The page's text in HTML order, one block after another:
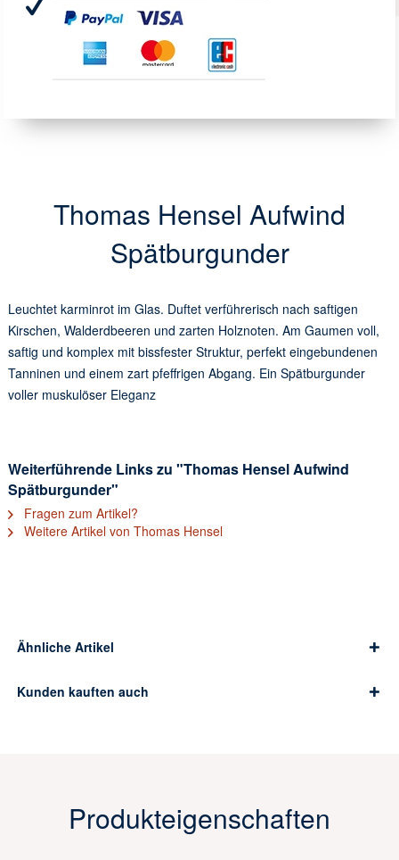
Thomas Hensel Aufwind
Spätburgunder
Leuchtet karminrot im Glas. Duftet verführerisch nach saftigen
Kirschen, Walderdbeeren und zarten Holznoten. Am Gaumen voll,
saftig und komplex mit bissfester Struktur, perfekt eingebundenen
Tanninen und einem zart pfeffrigen Abgang. Ein Spätburgunder
voller muskulöser Eleganz
Weiterführende Links zu "Thomas Hensel Aufwind
Spätburgunder"
Fragen zum Artikel?
Weitere Artikel von Thomas Hensel
Ähnliche Artikel
Kunden kauften auch
Produkteigenschaften